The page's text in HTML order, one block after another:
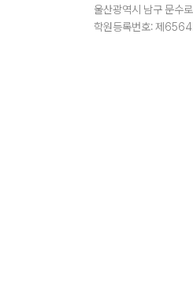
울산광역시 남구 문
학원등록번호: 제6564